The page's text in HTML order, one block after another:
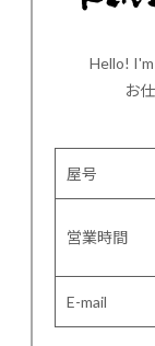
Hello!
お
屋号
営業時間
E-mail